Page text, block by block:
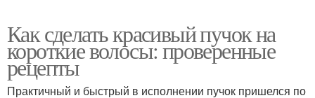
Как сделать красивый пучок на
короткие волосы: проверенные
рецепты
Практичный и быстрый в исполнении пучок пришелся по